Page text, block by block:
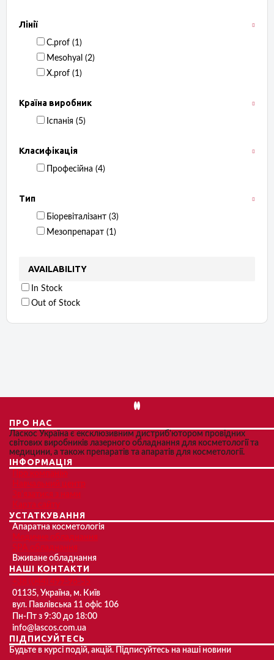
Лінії
C.prof ‏ (1)
Mesohyal ‏ (2)
X.prof ‏ (1)
Країна виробник
Іспанія ‏ (5)
Класифікація
Професійна ‏ (4)
Тип
Біоревіталізант ‏ (3)
Мезопрепарат ‏ (1)
AVAILABILITY
In Stock
Out of Stock
ПРО НАС
Ласкос Україна є ексклюзивним дистриб'ютором провідних
світових виробників лазерного обладнання для косметології та
медицини, а також препаратів та апаратів для косметології.
ІНФОРМАЦІЯ
Про компанію
Навчальний центр
Зв'язатися з нами
Карта сайту
УСТАТКУВАННЯ
Апаратна косметологія
Медичне обладнання
SPA обладнання
Вживане обладнання
НАШІ КОНТАКТИ
+38 (044) 499-96-55
01135, Україна, м. Київ
вул. Павлівська 11 офіс 106
Пн-Пт з 9:30 до 18:00
info@lascos.com.ua
ПІДПИСУЙТЕСЬ
Будьте в курсі подій, акцій. Підписуйтесь на наші новини